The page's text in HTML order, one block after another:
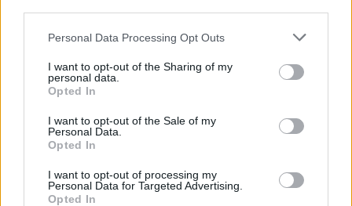
Personal Data Processing Opt Outs
I want to opt-out of the Sharing of my
personal data.
Opted In
I want to opt-out of the Sale of my
Personal Data.
Opted In
I want to opt-out of processing my
Personal Data for Targeted Advertising.
Opted In